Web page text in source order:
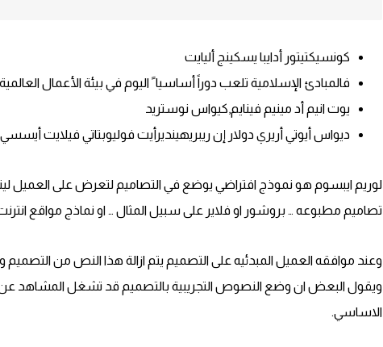
كونسيكتيتور أدايبا يسكينج أليايت
فالمبادئ الإسلامية تلعب دوراً أساسيا ً اليوم في بيئة الأعمال العالمية
يوت انيم أد مينيم فينايم,كيواس نوستريد
ديواس أيوتي أريري دولار إن ريبريهينديرأيت فوليوبتاتي فيلايت أيسسي
لوريم ايبسوم هو نموذج افتراضي يوضع في التصاميم لتعرض على
تصاميم مطبوعه … بروشور او فلاير على سبيل المثال … او نماذج مواقع
وعند موافقه العميل المبدئيه على التصميم يتم ازالة هذا النص من
ويقول البعض ان وضع النصوص التجريبية بالتصميم قد تشغل المشاهد عن
الاساسي.